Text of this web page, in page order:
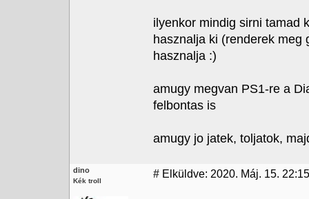
ilyenkor mindig sirni tamad
hasznalja ki (renderek meg
hasznalja :)
amugy megvan PS1-re a
felbontas is
amugy jo jatek, toljatok,
dino
Kék troll
# Elküldve: 2020. Máj. 15. 22:15